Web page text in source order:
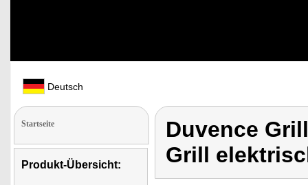
Deutsch
Startseite
Produkt-Übersicht:
Duvence
Grill